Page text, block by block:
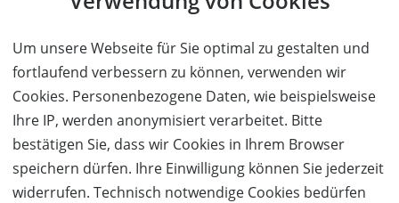
Um unsere Webseite für Sie optimal zu gestalten und
fortlaufend verbessern zu können, verwenden wir
Cookies. Personenbezogene Daten, wie beispielsweise
Ihre IP, werden anonymisiert verarbeitet. Bitte
bestätigen Sie, dass wir Cookies in Ihrem Browser
speichern dürfen. Ihre Einwilligung können Sie jederzeit
widerrufen. Technisch notwendige Cookies bedürfen
Wohnambiente. Alle Zimmer bieten einen einzigartigen
Ausblick auf die Tiroler Berge. Hier finden Sie den
perfekten Rückzugsort für Ihren Urlaub zu zweit!
Sunshine Living
Tradition vereint mit purer Gemütlichkeit.
Tiroler Tradition ist wunderschön, zum Ansehen, zum